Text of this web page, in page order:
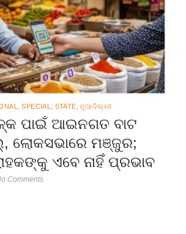
SPECIAL STATE ନୂଆଦିଲ୍ଲୀ
ପାଇଁ ଆଇନଗତ ବାଟ
ଲୋକସଭାରେ ମଞ୍ଜୁର;
ଏବେ ନାହିଁ ପ୍ରଭାବ
Comments